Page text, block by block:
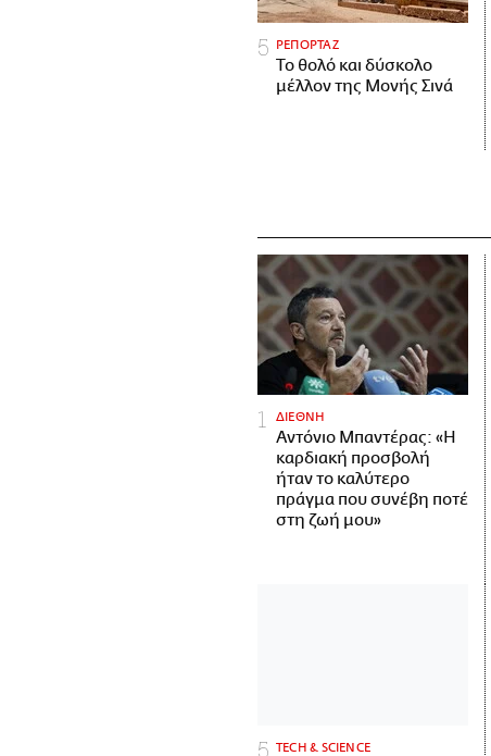
ΡΕΠΟΡΤΑΖ
Το θολό και δύσκολο
μέλλον της Μονής Σινά
ΔΙΕΘΝΗ
Αντόνιο Μπαντέρας: «Η
καρδιακή προσβολή
ήταν το καλύτερο
πράγμα που συνέβη ποτέ
στη ζωή μου»
ΤECH & SCIENCE